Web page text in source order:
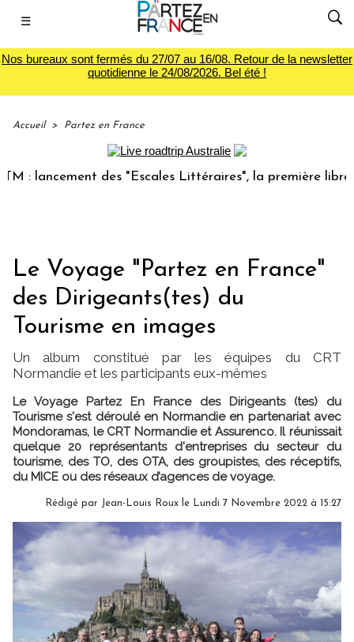
☰
Nos bureaux sont fermés du 27/07 au 16/08. Retour de la newsletter
quotidienne le 24/08/2026. Bel été !
Accueil > Partez en France
des "Escales Littéraires", la première librairie
Le Voyage "Partez en France"
des Dirigeants(tes) du
Tourisme en images
Un album constitué par les équipes du CRT
Normandie et les participants eux-mêmes
Le Voyage Partez En France des Dirigeants (tes) du
Tourisme s'est déroulé en Normandie en partenariat avec
Mondoramas, le CRT Normandie et Assurenco. Il réunissait
quelque 20 représentants d'entreprises du secteur du
tourisme, des TO, des OTA, des groupistes, des réceptifs,
du MICE ou des réseaux d’agences de voyage.
Rédigé par Jean-Louis Roux le Lundi 7 Novembre 2022 à 15:27